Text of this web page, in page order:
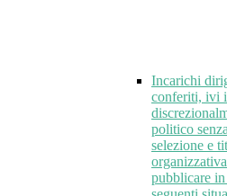
Incarichi
conferiti, ivi
politico
selezione e
pubblicare